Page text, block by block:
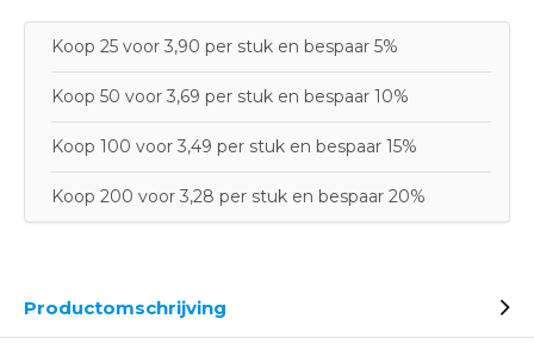
Koop 25 voor 3,90 per stuk en bespaar 5%
Koop 50 voor 3,69 per stuk en bespaar 10%
Koop 100 voor 3,49 per stuk en bespaar 15%
Koop 200 voor 3,28 per stuk en bespaar 20%
Productomschrijving